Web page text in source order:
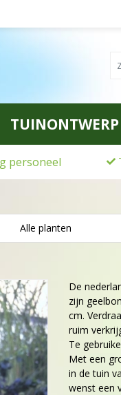
TUINONTWERP
personeel
Alle planten
De
zijn
cm.
ruim
Te
Met een
in de tuin
wenst een